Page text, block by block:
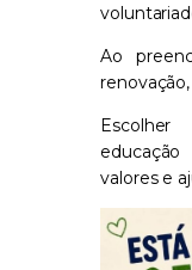
Ao
valores e